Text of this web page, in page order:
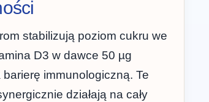
stabilizują poziom cukru we
D3 w dawce 50 µg
immunologiczną. Te
działają na cały